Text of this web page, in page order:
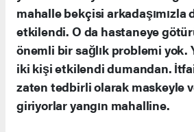
mahalle bekçisi arkadaşımızla
etkilendi. O da hastaneye
önemli bir sağlık problemi yok.
iki kişi etkilendi dumandan.
zaten tedbirli olarak maskeyle
giriyorlar yangın mahalline.